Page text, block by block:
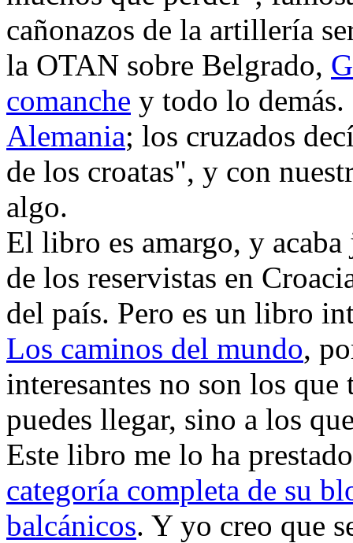
cañonazos de la artillería
la OTAN sobre Belgrado,
comanche y todo lo
Alemania; los cruzados
de los croatas", y con
algo.
El libro es amargo, y
de los reservistas en
del país. Pero es un libro
Los caminos del mundo,
interesantes no son los
puedes llegar, sino a los
Este libro me lo ha
categoría completa de su
balcánicos. Y yo creo que